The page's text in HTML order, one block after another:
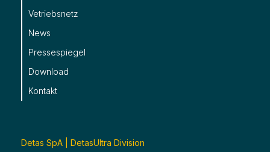
Vetriebsnetz
News
Pressespiegel
Download
Kontakt
Detas SpA | DetasUltra Division